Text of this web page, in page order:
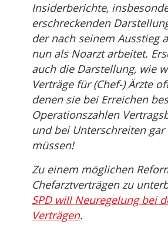
Insiderberichte,
erschreckenden
der nach seinem Ausstieg
nun als Noarzt arbeitet.
auch die Darstellung, wie
Verträge für (Chef-) Ärzte
denen sie bei Erreichen
Operationszahlen
und bei Unterschreiten
müssen!
Zu einem möglichen
Chefarztverträgen zu
SPD will Neuregelung bei
Verträgen.